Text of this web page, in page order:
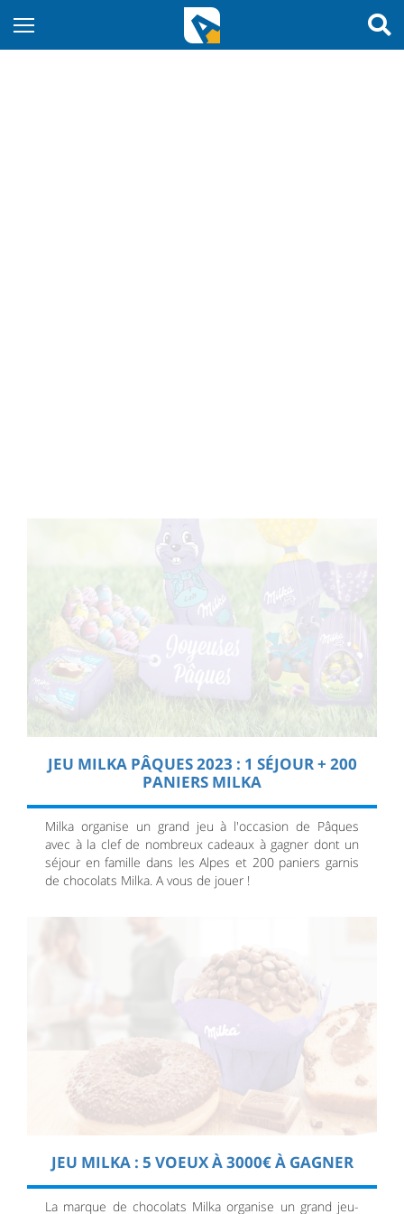
JEU MILKA PÂQUES 2023 : 1 SÉJOUR + 200
PANIERS MILKA
Milka organise un grand jeu à l'occasion de Pâques
avec à la clef de nombreux cadeaux à gagner dont un
séjour en famille dans les Alpes et 200 paniers garnis
de chocolats Milka. A vous de jouer !
JEU MILKA : 5 VOEUX À 3000€ À GAGNER
La marque de chocolats Milka organise un grand jeu-